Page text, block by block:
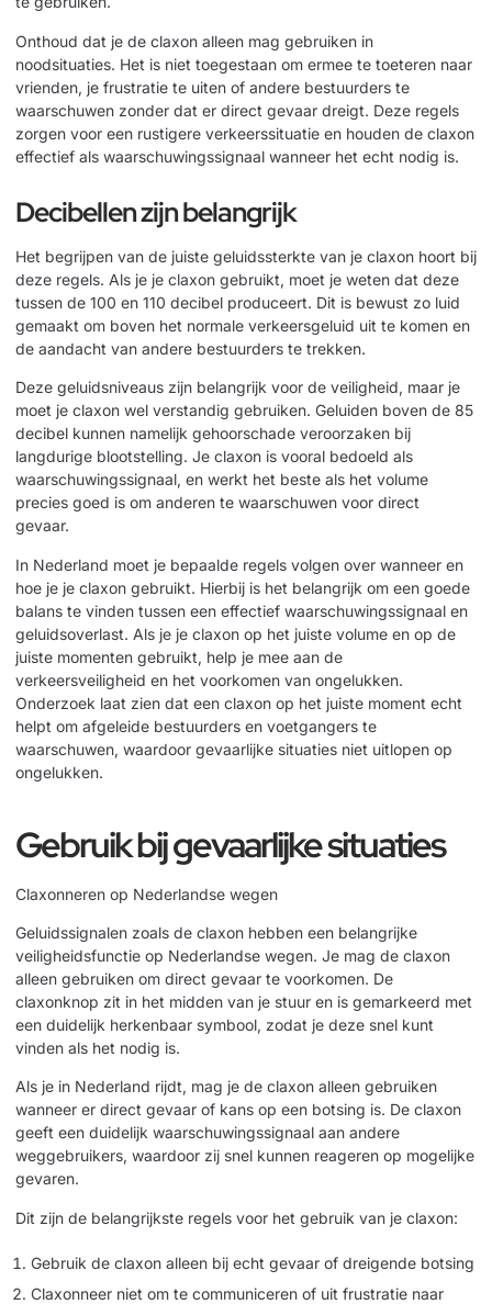
Onthoud dat je de claxon alleen mag gebruiken in
noodsituaties. Het is niet toegestaan om ermee te toeteren naar
vrienden, je frustratie te uiten of andere bestuurders te
waarschuwen zonder dat er direct gevaar dreigt. Deze regels
zorgen voor een rustigere verkeerssituatie en houden de claxon
effectief als waarschuwingssignaal wanneer het echt nodig is.
Decibellen zijn belangrijk
Het begrijpen van de juiste geluidssterkte van je claxon hoort bij
deze regels. Als je je claxon gebruikt, moet je weten dat deze
tussen de 100 en 110 decibel produceert. Dit is bewust zo luid
gemaakt om boven het normale verkeersgeluid uit te komen en
de aandacht van andere bestuurders te trekken.
Deze geluidsniveaus zijn belangrijk voor de veiligheid, maar je
moet je claxon wel verstandig gebruiken. Geluiden boven de 85
decibel kunnen namelijk gehoorschade veroorzaken bij
langdurige blootstelling. Je claxon is vooral bedoeld als
waarschuwingssignaal, en werkt het beste als het volume
precies goed is om anderen te waarschuwen voor direct
gevaar.
In Nederland moet je bepaalde regels volgen over wanneer en
hoe je je claxon gebruikt. Hierbij is het belangrijk om een goede
balans te vinden tussen een effectief waarschuwingssignaal en
geluidsoverlast. Als je je claxon op het juiste volume en op de
juiste momenten gebruikt, help je mee aan de
verkeersveiligheid en het voorkomen van ongelukken.
Onderzoek laat zien dat een claxon op het juiste moment echt
helpt om afgeleide bestuurders en voetgangers te
waarschuwen, waardoor gevaarlijke situaties niet uitlopen op
ongelukken.
Gebruik bij gevaarlijke situaties
Claxonneren op Nederlandse wegen
Geluidssignalen zoals de claxon hebben een belangrijke
veiligheidsfunctie op Nederlandse wegen. Je mag de claxon
alleen gebruiken om direct gevaar te voorkomen. De
claxonknop zit in het midden van je stuur en is gemarkeerd met
een duidelijk herkenbaar symbool, zodat je deze snel kunt
vinden als het nodig is.
Als je in Nederland rijdt, mag je de claxon alleen gebruiken
wanneer er direct gevaar of kans op een botsing is. De claxon
geeft een duidelijk waarschuwingssignaal aan andere
weggebruikers, waardoor zij snel kunnen reageren op mogelijke
gevaren.
Dit zijn de belangrijkste regels voor het gebruik van je claxon:
Gebruik de claxon alleen bij echt gevaar of dreigende botsing
Claxonneer niet om te communiceren of uit frustratie naar